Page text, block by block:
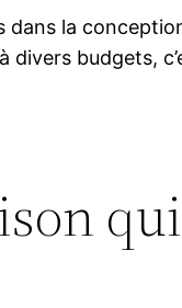
la
divers budgets,